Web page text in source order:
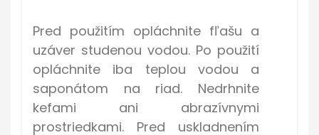
Pred použitím opláchnite fľašu a
uzáver studenou vodou. Po použití
opláchnite iba teplou vodou a
saponátom na riad. Nedrhnite
kefami ani abrazívnymi
prostriedkami. Pred uskladnením